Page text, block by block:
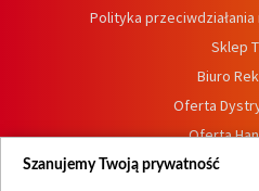
Polityka
Sklep
Biuro
Oferta
Oferta
Szanujemy Twoją prywatność